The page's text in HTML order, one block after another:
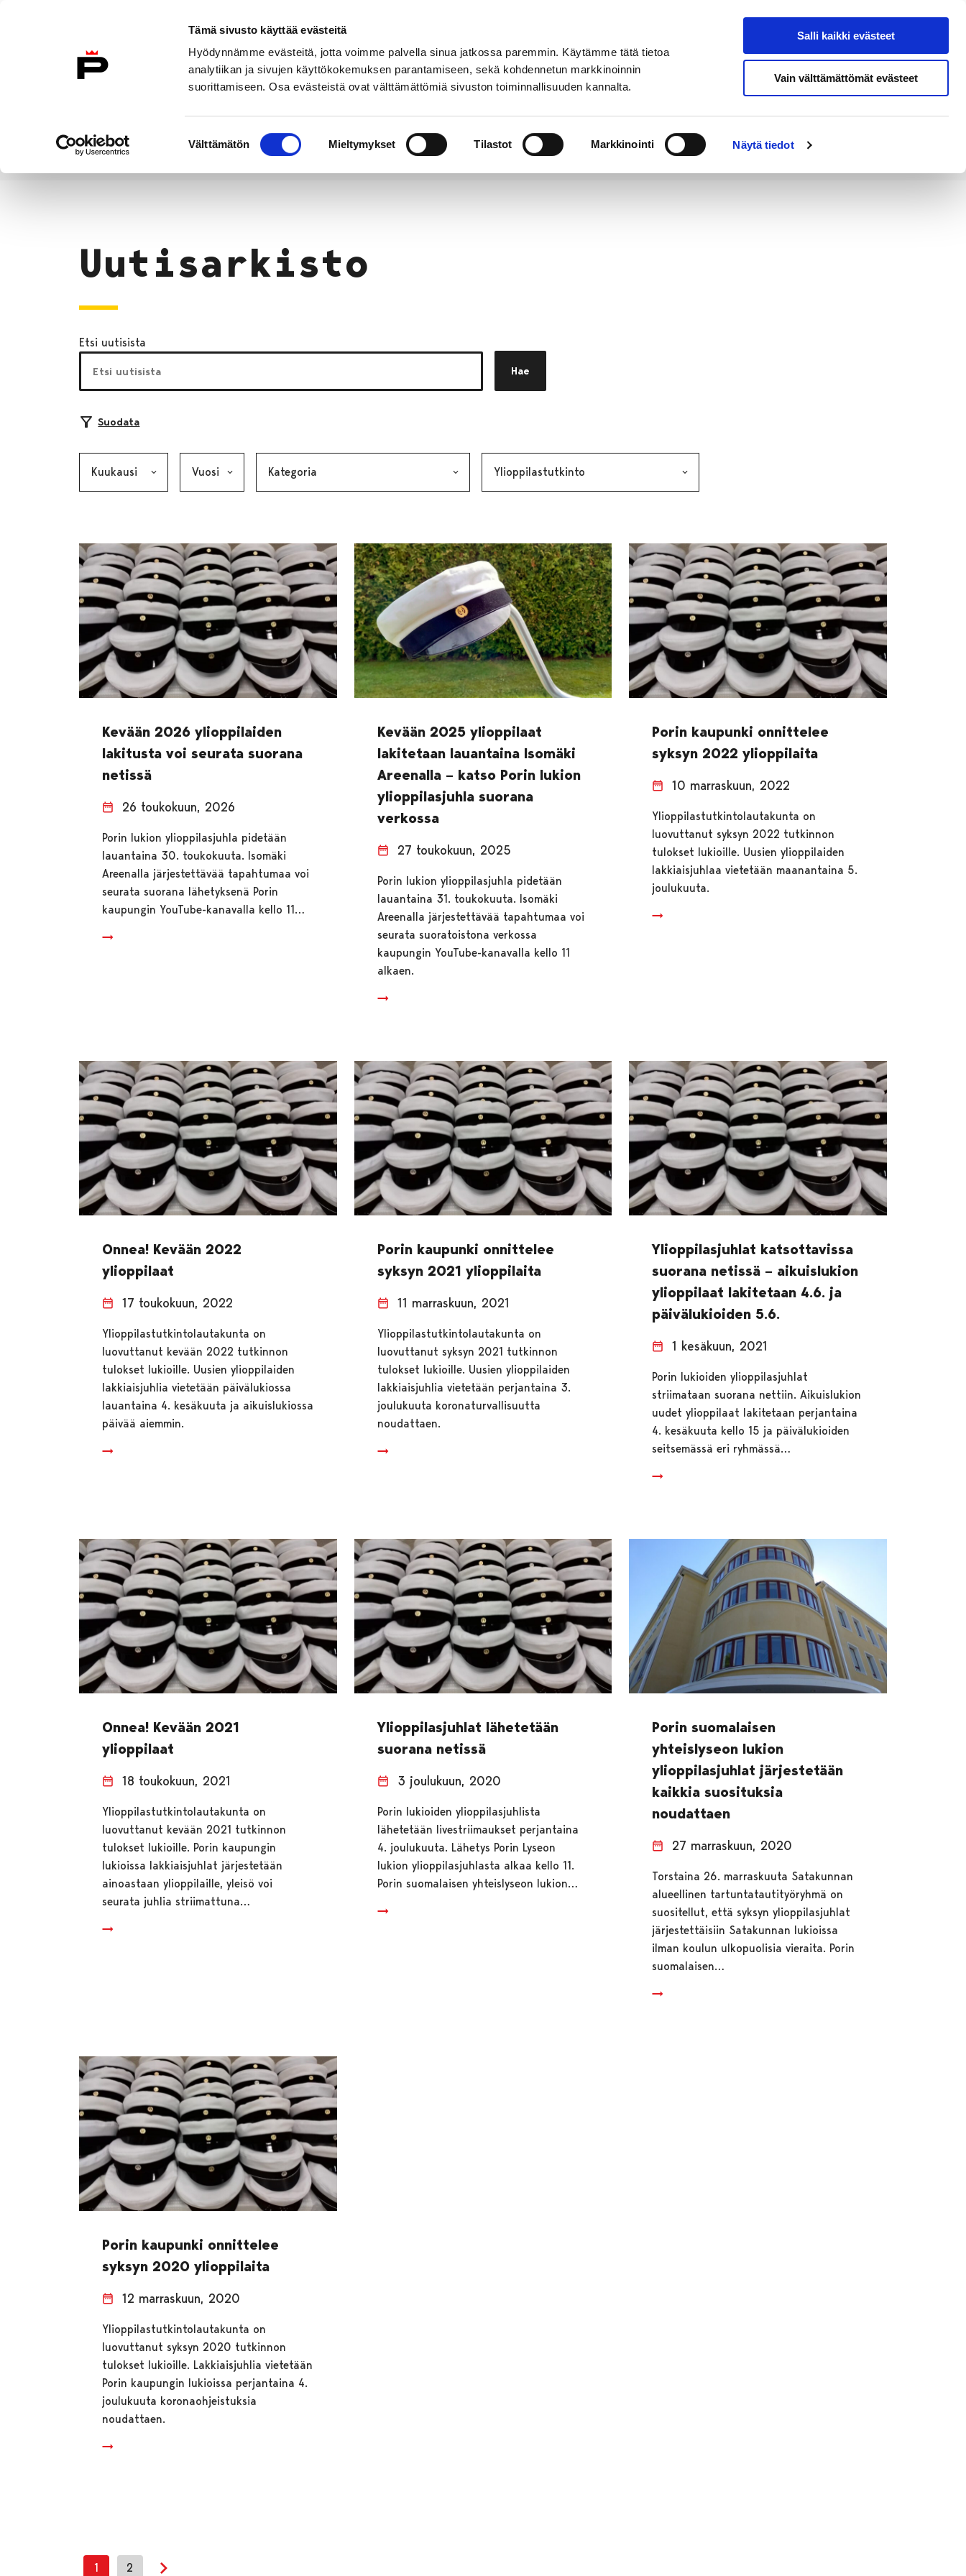
Tämä sivusto käyttää evästeitä
Hyödynnämme evästeitä, jotta voimme palvella sinua jatkossa paremmin. Käytämme tätä tietoa
analytiikan ja sivujen käyttökokemuksen parantamiseen, sekä kohdennetun markkinoinnin
suorittamiseen. Osa evästeistä ovat välttämättömiä sivuston toiminnallisuuden kannalta.
valinta
Välttämätön Mieltymykset Tilastot Markkinointi Näytä tiedot
Salli kaikki evästeet
Vain välttämättömät evästeet
Etusivulle
Hae sivustolta
Etusivu
Uutisarkisto
Etsi uutisista
Hae
Suodata
Kevään 2026 ylioppilaiden
lakitusta voi seurata suorana
netissä
26 toukokuun, 2026
Porin lukion ylioppilasjuhla pidetään
lauantaina 30. toukokuuta. Isomäki
Areenalla järjestettävää tapahtumaa voi
seurata suorana lähetyksenä Porin
kaupungin YouTube-kanavalla kello 11…
Kevään 2025 ylioppilaat
lakitetaan lauantaina Isomäki
Areenalla – katso Porin lukion
ylioppilasjuhla suorana
verkossa
27 toukokuun, 2025
Porin lukion ylioppilasjuhla pidetään
lauantaina 31. toukokuuta. Isomäki
Areenalla järjestettävää tapahtumaa voi
seurata suoratoistona verkossa
kaupungin YouTube-kanavalla kello 11
alkaen.
Porin kaupunki onnittelee
syksyn 2022 ylioppilaita
10 marraskuun, 2022
Ylioppilastutkintolautakunta on
luovuttanut syksyn 2022 tutkinnon
tulokset lukioille. Uusien ylioppilaiden
lakkiaisjuhlaa vietetään maanantaina 5.
joulukuuta.
Onnea! Kevään 2022
ylioppilaat
17 toukokuun, 2022
Ylioppilastutkintolautakunta on
luovuttanut kevään 2022 tutkinnon
tulokset lukioille. Uusien ylioppilaiden
lakkiaisjuhlia vietetään päivälukiossa
lauantaina 4. kesäkuuta ja aikuislukiossa
päivää aiemmin.
Porin kaupunki onnittelee
syksyn 2021 ylioppilaita
11 marraskuun, 2021
Ylioppilastutkintolautakunta on
luovuttanut syksyn 2021 tutkinnon
tulokset lukioille. Uusien ylioppilaiden
lakkiaisjuhlia vietetään perjantaina 3.
joulukuuta koronaturvallisuutta
noudattaen.
Ylioppilasjuhlat katsottavissa
suorana netissä – aikuislukion
ylioppilaat lakitetaan 4.6. ja
päivälukioiden 5.6.
1 kesäkuun, 2021
Porin lukioiden ylioppilasjuhlat
striimataan suorana nettiin. Aikuislukion
uudet ylioppilaat lakitetaan perjantaina
4. kesäkuuta kello 15 ja päivälukioiden
seitsemässä eri ryhmässä…
Onnea! Kevään 2021
ylioppilaat
18 toukokuun, 2021
Ylioppilastutkintolautakunta on
luovuttanut kevään 2021 tutkinnon
tulokset lukioille. Porin kaupungin
lukioissa lakkiaisjuhlat järjestetään
ainoastaan ylioppilaille, yleisö voi
seurata juhlia striimattuna…
Ylioppilasjuhlat lähetetään
suorana netissä
3 joulukuun, 2020
Porin lukioiden ylioppilasjuhlista
lähetetään livestriimaukset perjantaina
4. joulukuuta. Lähetys Porin Lyseon
lukion ylioppilasjuhlasta alkaa kello 11.
Porin suomalaisen yhteislyseon lukion…
Porin suomalaisen
yhteislyseon lukion
ylioppilasjuhlat järjestetään
kaikkia suosituksia
noudattaen
27 marraskuun, 2020
Torstaina 26. marraskuuta Satakunnan
alueellinen tartuntatautityöryhmä on
suositellut, että syksyn ylioppilasjuhlat
järjestettäisiin Satakunnan lukioissa
ilman koulun ulkopuolisia vieraita. Porin
suomalaisen…
Porin kaupunki onnittelee
syksyn 2020 ylioppilaita
12 marraskuun, 2020
Ylioppilastutkintolautakunta on
luovuttanut syksyn 2020 tutkinnon
tulokset lukioille. Lakkiaisjuhlia vietetään
Porin kaupungin lukioissa perjantaina 4.
joulukuuta koronaohjeistuksia
noudattaen.
1 2